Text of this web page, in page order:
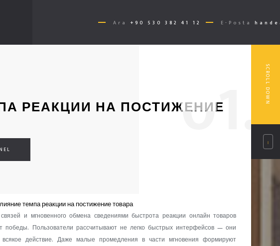
Ara +90 530 382 41 12 E-Posta
SCROLL DOWN
РЕАКЦИИ НА ПОСТИЖЕНИЕ
темпа реакции на постижение товара
и мгновенного обмена сведениями быстрота реакции онлайн товаров
победы. Пользователи рассчитывают не легко быстрых интерфейсов — они
действие. Даже малые промедления в части мгновения формируют
01.